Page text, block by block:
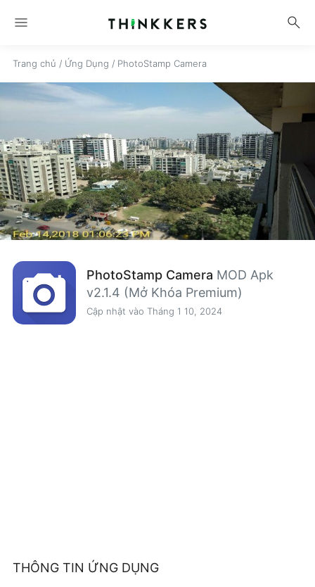
menu search
Trang chủ / Ứng Dụng / PhotoStamp Camera
PhotoStamp Camera MOD Apk
v2.1.4 (Mở Khóa Premium)
Cập nhật vào Tháng 1 10, 2024
THÔNG TIN ỨNG DỤNG